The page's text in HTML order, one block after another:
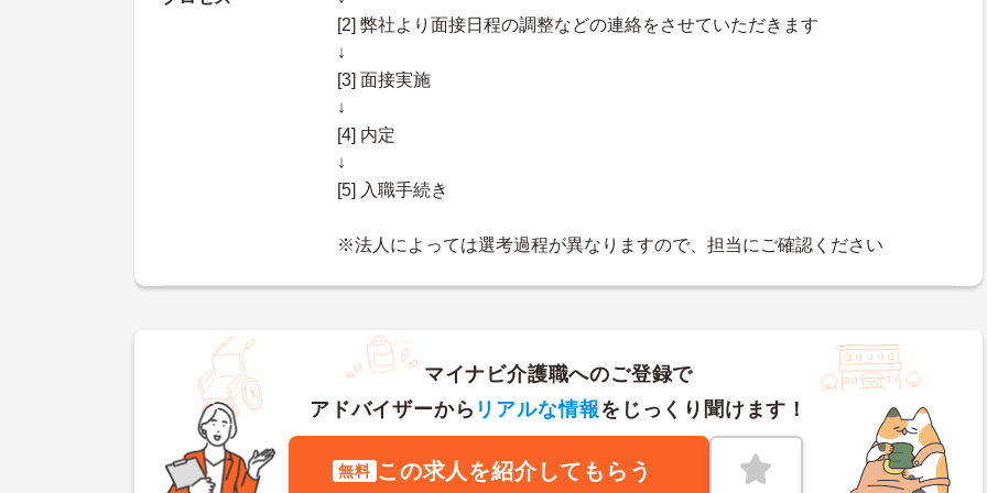
[2] 弊社より面接日程の調整などの連絡をさせていただきます
↓
[3] 面接実施
↓
[4] 内定
↓
[5] 入職手続き
※法人によっては選考過程が異なりますので、担当にご確認ください
マイナビ介護職へのご登録で
アドバイザーから リアルな情報をじっくり聞けます！
無料 この求人を紹介してもらう